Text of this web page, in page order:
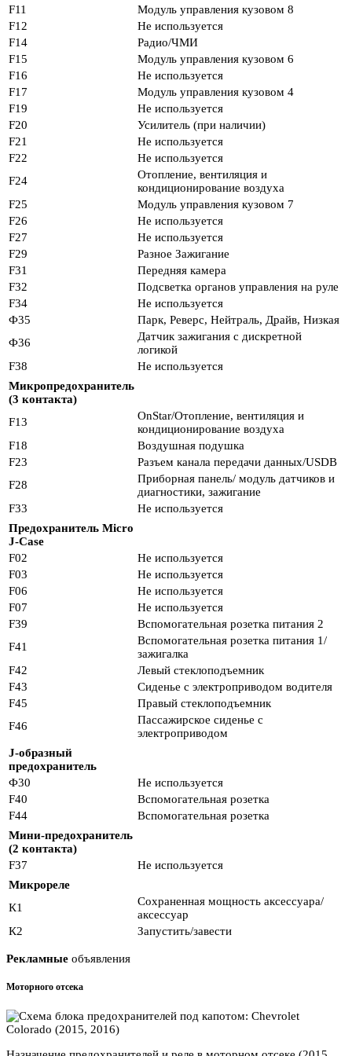
F11
Модуль управления кузовом 8
F12
Не используется
F14
Радио/ЧМИ
F15
Модуль управления кузовом 6
F16
Не используется
F17
Модуль управления кузовом 4
F19
Не используется
F20
Усилитель (при наличии)
F21
Не используется
F22
Не используется
F24
Отопление, вентиляция и
кондиционирование воздуха
F25
Модуль управления кузовом 7
F26
Не используется
F27
Не используется
F29
Разное Зажигание
F31
Передняя камера
F32
Подсветка органов управления на руле
F34
Не используется
Ф35
Парк, Реверс, Нейтраль, Драйв, Низкая
Ф36
Датчик зажигания с дискретной
логикой
F38
Не используется
Микропредохранитель
(3 контакта)
F13
OnStar/Отопление, вентиляция и
кондиционирование воздуха
F18
Воздушная подушка
F23
Разъем канала передачи данных/USDB
F28
Приборная панель/ модуль датчиков и
диагностики, зажигание
F33
Не используется
Предохранитель Micro
J-Case
F02
Не используется
F03
Не используется
F06
Не используется
F07
Не используется
F39
Вспомогательная розетка питания 2
F41
Вспомогательная розетка питания 1/
зажигалка
F42
Левый стеклоподъемник
F43
Сиденье с электроприводом водителя
F45
Правый стеклоподъемник
F46
Пассажирское сиденье с
электроприводом
J-образный
предохранитель
Ф30
Не используется
F40
Вспомогательная розетка
F44
Вспомогательная розетка
Мини-предохранитель
(2 контакта)
F37
Не используется
Микрореле
К1
Сохраненная мощность аксессуара/
аксессуар
К2
Запустить/завести
Рекламные объявления
Моторного отсека